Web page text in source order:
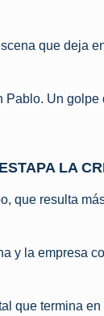
que deja
Pablo. Un golpe
LA
que resulta
y la empresa
que termina